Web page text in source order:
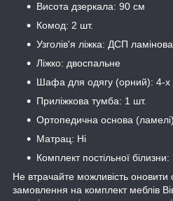
Висота дзеркала: 90 см
Комод: 2 шт.
Узголів'я ліжка: ДСП
Ліжко: двоспальне
Шафа для одягу (орний): 4-х
Приліжкова тумба: 1 шт.
Ортопедична основа
Матрац: Ні
Комплект постільної білизни:
Не втрачайте можливість
замовлення на комплект меблів